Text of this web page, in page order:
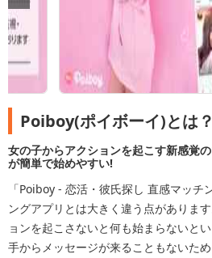
Poiboy(ポイボーイ)とは？
女の子からアクションを起こす新感覚
が簡単で始めやすい!
「Poiboy - 恋活・彼氏探し 直感マッチ
ングアプリとは大きく違う点がありま
ョンを起こさないと何も始まらないと
手からメッセージが来ることもないた